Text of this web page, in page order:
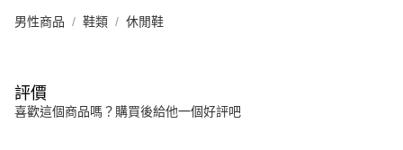
男性商品 鞋類 休閒鞋
評價
喜歡這個商品嗎？購買後給他一個好評吧